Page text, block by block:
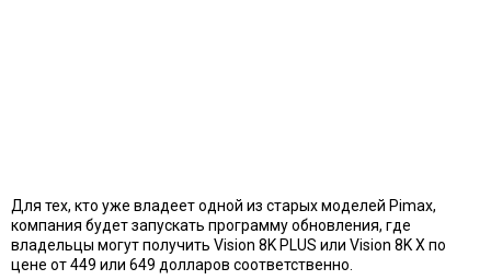
Для тех, кто уже владеет одной из старых моделей Pimax,
компания будет запускать программу обновления, где
владельцы могут получить Vision 8K PLUS или Vision 8K X по
цене от 449 или 649 долларов соответственно.